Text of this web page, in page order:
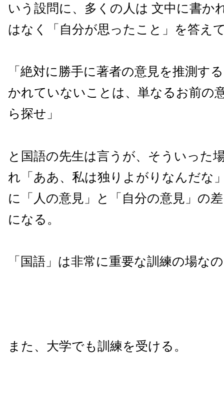
いう設問に、多くの人は 文中に書か
はなく「自分が思ったこと」を答え
「絶対に勝手に著者の意見を推測す
かれていないことは、単なるお前の
ら探せ」
と国語の先生は言うが、そういった
れ「ああ、私は独りよがりなんだな
に「人の意見」と「自分の意見」の
になる。
「国語」は非常に重要な訓練の場な
また、大学でも訓練を受ける。